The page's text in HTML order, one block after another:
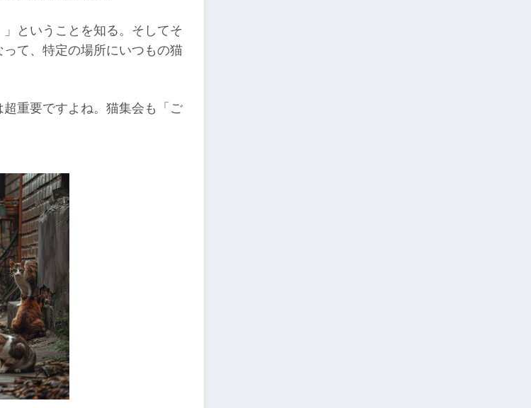
ということを知る。そしてそ
て、特定の場所にいつもの猫
重要ですよね。猫集会も「ご